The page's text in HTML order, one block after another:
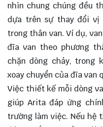
nhìn chung chúng đều
dựa trên sự thay đổi vị
trong thân van. Ví dụ,
đĩa van theo phương
chặn dòng chảy, trong
xoay chuyển của đĩa
Việc thiết kế mỗi dòng
giúp Arita đáp ứng
trường làm việc. Nếu hệ